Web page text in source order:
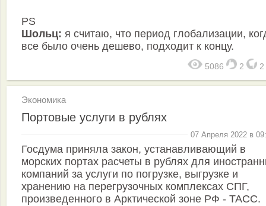
PS
Шольц: я считаю, что период глобализации,
все было очень дешево, подходит к концу.
5086 2 2
Экономика
Портовые услуги в рублях
07 Апреля 2022 в
Госдума приняла закон, устанавливающий в
морских портах расчеты в рублях для
компаний за услуги по погрузке, выгрузке и
хранению на перегрузочных комплексах СПГ,
произведенного в Арктической зоне РФ - ТАСС.